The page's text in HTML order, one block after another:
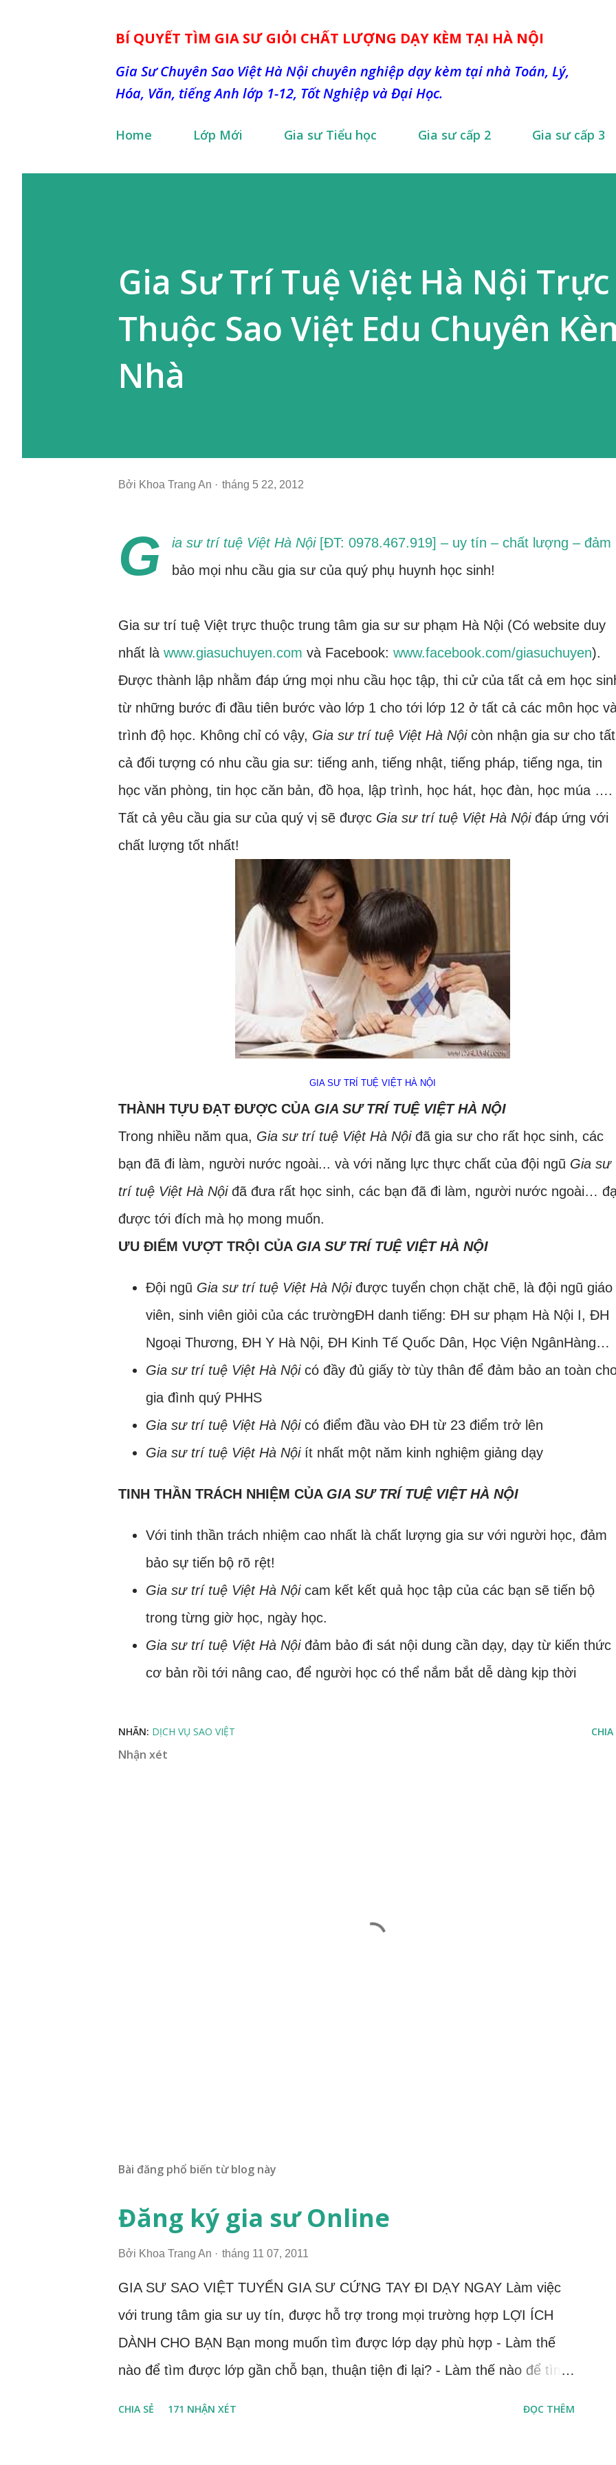
BÍ QUYẾT TÌM GIA SƯ GIỎI CHẤT LƯỢNG DẠY KÈM TẠI HÀ NỘI
Gia Sư Chuyên Sao Việt Hà Nội chuyên nghiệp dạy kèm tại nhà Toán, Lý,
Hóa, Văn, tiếng Anh lớp 1-12, Tốt Nghiệp và Đại Học.
Home Lớp Mới Gia sư Tiểu học Gia sư cấp 2 Gia sư cấp 3
Gia Sư Trí Tuệ Việt Hà Nội Trực
Thuộc Sao Việt Edu Chuyên
Nhà
Bởi Khoa Trang An tháng 5 22, 2012
G ia sư trí tuệ Việt Hà Nội[ĐT: 0978.467.919] – uy tín – chất lượng – đảm
bảo mọi nhu cầu gia sư của quý phụ huynh học sinh!
Gia sư trí tuệ Việt trực thuộc trung tâm gia sư sư phạm Hà Nội (Có website duy
nhất là www.giasuchuyen.com và Facebook: www.facebook.com/giasuchuyen).
Được thành lập nhằm đáp ứng mọi nhu cầu học tập, thi cử của tất cả em học
từ những bước đi đầu tiên bước vào lớp 1 cho tới lớp 12 ở tất cả các môn học
trình độ học. Không chỉ có vậy, Gia sư trí tuệ Việt Hà Nộicòn nhận gia sư cho tất
cả đối tượng có nhu cầu gia sư: tiếng anh, tiếng nhật, tiếng pháp, tiếng nga, tin
học văn phòng, tin học căn bản, đồ họa, lập trình, học hát, học đàn, học múa ….
Tất cả yêu cầu gia sư của quý vị sẽ được Gia sư trí tuệ Việt Hà Nộiđáp ứng với
chất lượng tốt nhất!
GIA SƯ TRÍ TUỆ VIỆT HÀ NỘI
THÀNH TỰU ĐẠT ĐƯỢC CỦA GIA SƯ TRÍ TUỆ VIỆT HÀ NỘI
Trong nhiều năm qua, Gia sư trí tuệ Việt Hà Nộiđã gia sư cho rất học sinh, các
bạn đã đi làm, người nước ngoài... và với năng lực thực chất của đội ngũ Gia sư
trí tuệ Việt Hà Nộiđã đưa rất học sinh, các bạn đã đi làm, người nước ngoài…
được tới đích mà họ mong muốn.
ƯU ĐIỂM VƯỢT TRỘI CỦA GIA SƯ TRÍ TUỆ VIỆT HÀ NỘI
Đội ngũ Gia sư trí tuệ Việt Hà Nộiđược tuyển chọn chặt chẽ, là đội ngũ giáo
viên, sinh viên giỏi của các trườngĐH danh tiếng: ĐH sư phạm Hà Nội I, ĐH
Ngoại Thương, ĐH Y Hà Nội, ĐH Kinh Tế Quốc Dân, Học Viện NgânHàng…
Gia sư trí tuệ Việt Hà Nộicó đầy đủ giấy tờ tùy thân để đảm bảo an toàn
gia đình quý PHHS
Gia sư trí tuệ Việt Hà Nộicó điểm đầu vào ĐH từ 23 điểm trở lên
Gia sư trí tuệ Việt Hà Nộiít nhất một năm kinh nghiệm giảng dạy
TINH THẦN TRÁCH NHIỆM CỦA GIA SƯ TRÍ TUỆ VIỆT HÀ NỘI
Với tinh thần trách nhiệm cao nhất là chất lượng gia sư với người học, đảm
bảo sự tiến bộ rõ rệt!
Gia sư trí tuệ Việt Hà Nộicam kết kết quả học tập của các bạn sẽ tiến bộ
trong từng giờ học, ngày học.
Gia sư trí tuệ Việt Hà Nộiđảm bảo đi sát nội dung cần dạy, dạy từ kiến thức
cơ bản rồi tới nâng cao, để người học có thể nắm bắt dễ dàng kịp thời
NHÃN: DỊCH VỤ SAO VIỆT CHIA
Nhận xét
Bài đăng phổ biến từ blog này
Đăng ký gia sư Online
Bởi Khoa Trang An tháng 11 07, 2011
GIA SƯ SAO VIỆT TUYỂN GIA SƯ CỨNG TAY ĐI DẠY NGAY Làm việc
với trung tâm gia sư uy tín, được hỗ trợ trong mọi trường hợp LỢI ÍCH
DÀNH CHO BẠN Bạn mong muốn tìm được lớp dạy phù hợp - Làm thế
nào để tìm được lớp gần chỗ bạn, thuận tiện đi lại? - Làm thế nào để tìm
CHIA SẺ 171 NHẬN XÉT ĐỌC THÊM